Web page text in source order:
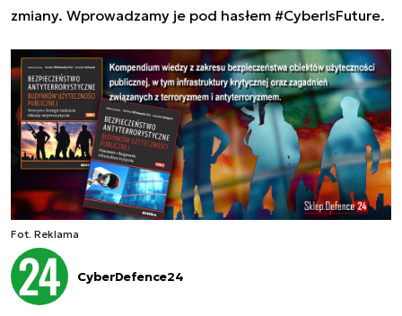
zmiany. Wprowadzamy je pod hasłem #CyberIsFuture.
Fot. Reklama
CyberDefence24